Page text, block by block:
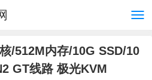
/512M内存/10G SSD/10
GT线路 极光KVM